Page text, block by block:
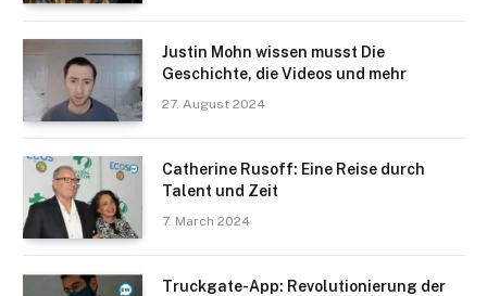
Justin Mohn wissen musst Die
Geschichte, die Videos und mehr
27. August 2024
Catherine Rusoff: Eine Reise durch
Talent und Zeit
7. March 2024
Truckgate-App: Revolutionierung der